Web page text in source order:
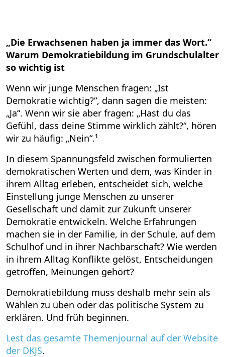
„Die Erwachsenen haben ja immer das Wort.“
Warum Demokratiebildung im Grundschulalter
so wichtig ist
Wenn wir junge Menschen fragen: „Ist
Demokratie wichtig?“, dann sagen die meisten:
„Ja“. Wenn wir sie aber fragen: „Hast du das
Gefühl, dass deine Stimme wirklich zählt?“, hören
wir zu häufig: „Nein“.¹
In diesem Spannungsfeld zwischen formulierten
demokratischen Werten und dem, was Kinder in
ihrem Alltag erleben, entscheidet sich, welche
Einstellung junge Menschen zu unserer
Gesellschaft und damit zur Zukunft unserer
Demokratie entwickeln. Welche Erfahrungen
machen sie in der Familie, in der Schule, auf dem
Schulhof und in ihrer Nachbarschaft? Wie werden
in ihrem Alltag Konflikte gelöst, Entscheidungen
getroffen, Meinungen gehört?
Demokratiebildung muss deshalb mehr sein als
Wählen zu üben oder das politische System zu
erklären. Und früh beginnen.
Lest das gesamte Themenjournal auf der Website
der DKJS.